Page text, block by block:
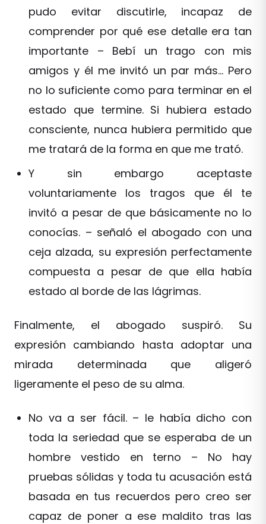
pudo evitar discutirle, incapaz de
comprender por qué ese detalle era tan
importante – Bebí un trago con mis
amigos y él me invitó un par más… Pero
no lo suficiente como para terminar en el
estado que termine. Si hubiera estado
consciente, nunca hubiera permitido que
me tratará de la forma en que me trató.
Y sin embargo aceptaste
voluntariamente los tragos que él te
invitó a pesar de que básicamente no lo
conocías. – señaló el abogado con una
ceja alzada, su expresión perfectamente
compuesta a pesar de que ella había
estado al borde de las lágrimas.
Finalmente, el abogado suspiró. Su
expresión cambiando hasta adoptar una
mirada determinada que aligeró
ligeramente el peso de su alma.
No va a ser fácil. – le había dicho con
toda la seriedad que se esperaba de un
hombre vestido en terno – No hay
pruebas sólidas y toda tu acusación está
basada en tus recuerdos pero creo ser
capaz de poner a ese maldito tras las